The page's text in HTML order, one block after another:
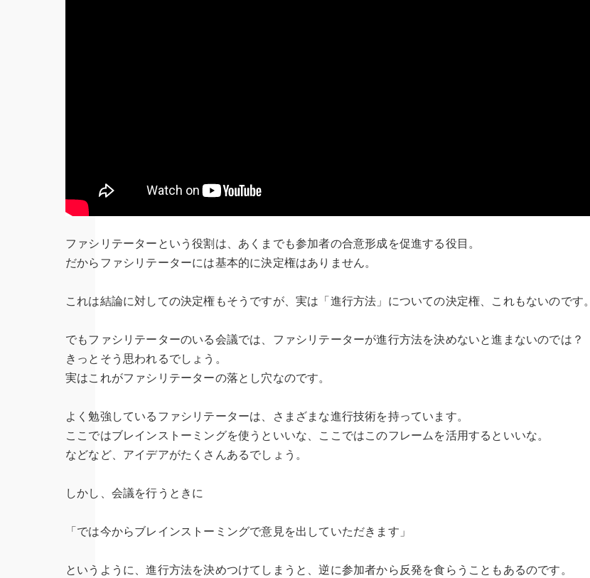
ファシリテーターという役割は、あくまでも参加者の合意形成を促進する役目。
だからファシリテーターには基本的に決定権はありません。
これは結論に対しての決定権もそうですが、実は「進行方法」についての決定権、これもないのです。
でもファシリテーターのいる会議では、ファシリテーターが進行方法を決めないと進まないのでは？
きっとそう思われるでしょう。
実はこれがファシリテーターの落とし穴なのです。
よく勉強しているファシリテーターは、さまざまな進行技術を持っています。
ここではブレインストーミングを使うといいな、ここではこのフレームを活用するといいな。
などなど、アイデアがたくさんあるでしょう。
しかし、会議を行うときに
「では今からブレインストーミングで意見を出していただきます」
というように、進行方法を決めつけてしまうと、逆に参加者から反発を食らうこともあるのです。